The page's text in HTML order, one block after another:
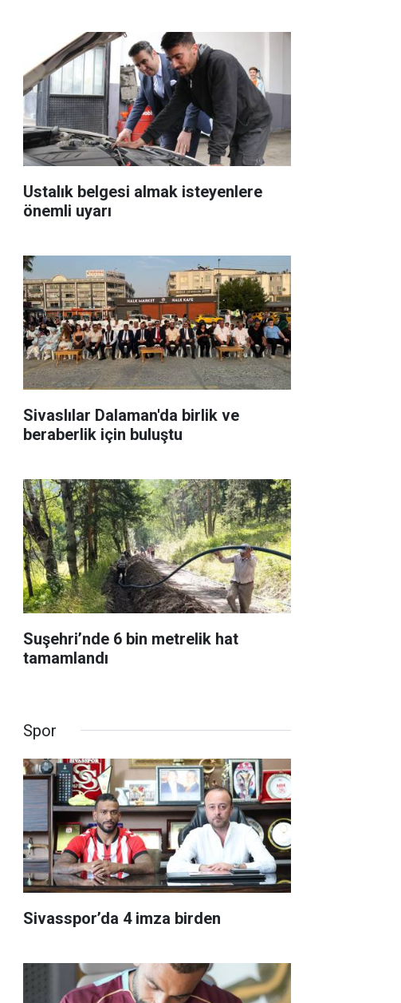
Ustalık belgesi almak isteyenlere
önemli uyarı
Sivaslılar Dalaman'da birlik ve
beraberlik için buluştu
Suşehri’nde 6 bin metrelik hat
tamamlandı
Spor
Sivasspor’da 4 imza birden